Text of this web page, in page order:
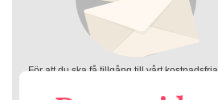
För att du ska få tillgång till vårt kostnadsfria
yrkestitel och arbetsplats, för att verifiera att